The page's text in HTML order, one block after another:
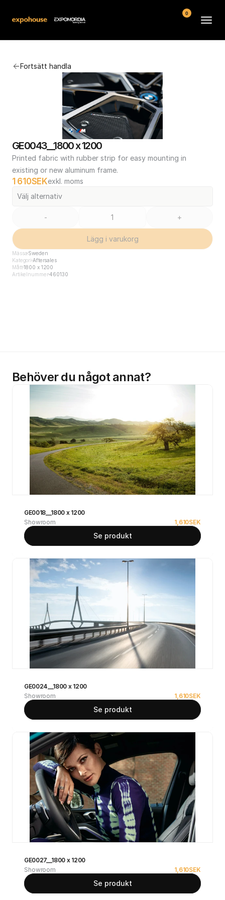
Fortsätt handla
GE0043__1800 x 1200
Printed fabric with rubber strip for easy mounting in
existing or new aluminum frame.
1 610SEKexkl. moms
Välj alternativ
- +
Lägg i varukorg
Mässa Sweden
KategoriAftersales
Mått1800 x 1200
Artikelnummer460130
Behöver du något annat?
GE0018__1800 x 1200
Showroom
1,610SEK
Se produkt
GE0024__1800 x 1200
Showroom
1,610SEK
Se produkt
GE0027__1800 x 1200
Showroom
1,610SEK
Se produkt
Kontakt
Köpvillkor
0